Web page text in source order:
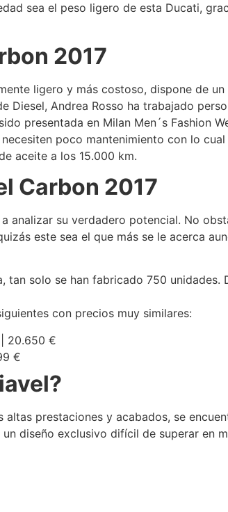
sea el peso ligero de esta Ducati,
2017
ligero y más costoso, dispone de
Diesel, Andrea Rosso ha trabajado
presentada en Milan Men´s Fashion
poco mantenimiento con lo
aceite a los 15.000 km.
Carbon 2017
analizar su verdadero potencial. No
este sea el que más se le acerca
tan solo se han fabricado 750 unidades.
con precios muy similares:
20.650 €
€
altas prestaciones y acabados, se
diseño exclusivo difícil de superar en